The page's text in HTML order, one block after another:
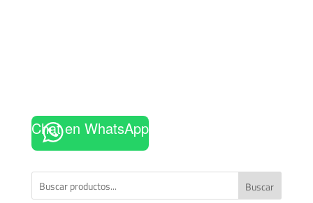
Chat en WhatsApp
Buscar